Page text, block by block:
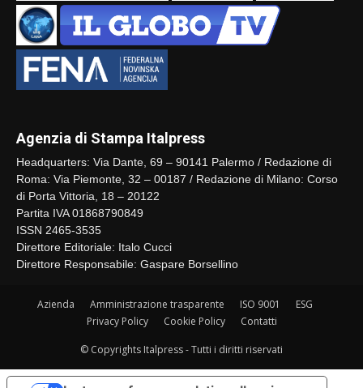
Agenzia di Stampa Italpress
Headquarters: Via Dante, 69 – 90141 Palermo / Redazione di
Roma: Via Piemonte, 32 – 00187 / Redazione di Milano: Corso
di Porta Vittoria, 18 – 20122
Partita IVA 01868790849
ISSN 2465-3535
Direttore Editoriale: Italo Cucci
Direttore Responsabile: Gaspare Borsellino
Azienda Amministrazione trasparente ISO 9001
ESG
Privacy Policy
Cookie Policy Contatti
© Copyrights Italpress - Tutti i diritti riservati